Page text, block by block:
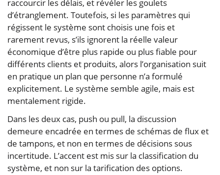
raccourcir les délais, et révéler les goulets
d’étranglement. Toutefois, si les paramètres qui
régissent le système sont choisis une fois et
rarement revus, s’ils ignorent la réelle valeur
économique d’être plus rapide ou plus fiable pour
différents clients et produits, alors l’organisation suit
en pratique un plan que personne n’a formulé
explicitement. Le système semble agile, mais est
mentalement rigide.
Dans les deux cas, push ou pull, la discussion
demeure encadrée en termes de schémas de flux et
de tampons, et non en termes de décisions sous
incertitude. L’accent est mis sur la classification du
système, et non sur la tarification des options.